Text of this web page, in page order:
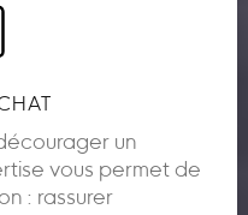
un
vous permet de
: rassurer